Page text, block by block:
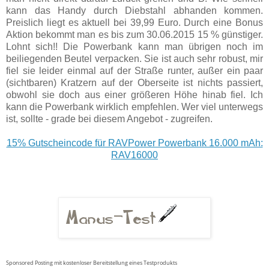
kann das Handy durch Diebstahl abhanden kommen.
Preislich liegt es aktuell bei 39,99 Euro. Durch eine Bonus
Aktion bekommt man es bis zum 30.06.2015 15 % günstiger.
Lohnt sich!! Die Powerbank kann man übrigen noch im
beiliegenden Beutel verpacken. Sie ist auch sehr robust, mir
fiel sie leider einmal auf der Straße runter, außer ein paar
(sichtbaren) Kratzern auf der Oberseite ist nichts passiert,
obwohl sie doch aus einer größeren Höhe hinab fiel. Ich
kann die Powerbank wirklich empfehlen. Wer viel unterwegs
ist, sollte - grade bei diesem Angebot - zugreifen.
15% Gutscheincode für RAVPower Powerbank 16.000 mAh:
RAV16000
Sponsored Posting mit kostenloser Bereitstellung eines Testprodukts